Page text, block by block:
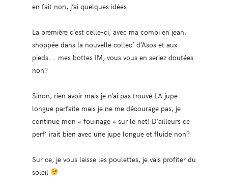
en fait non, j’ai quelques idées.
La première c’est celle-ci, avec ma combi en jean,
shoppée dans la nouvelle collec’ d’Asos et aux
pieds…. mes bottes IM, vous vous en seriez doutées
non?
Sinon, rien avoir mais je n’ai pas trouvé LA jupe
longue parfaite mais je ne me décourage pas, je
continue mon « fouinage » sur le net! D’ailleurs ce
perf’ irait bien avec une jupe longue et fluide non?
Sur ce, je vous laisse les poulettes, je vais profiter du
soleil